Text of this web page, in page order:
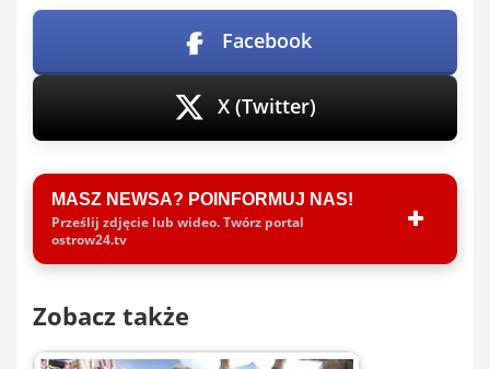
Facebook
X (Twitter)
MASZ NEWSA? POINFORMUJ NAS!
Prześlij zdjęcie lub wideo. Twórz portal
ostrow24.tv
Zobacz także